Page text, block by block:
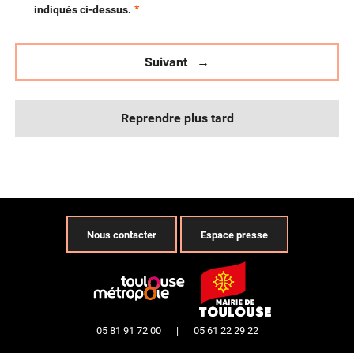
indiqués ci-dessus. *
Suivant
Reprendre plus tard
Nous contacter Espace presse
05 81 91 72 00 | 05 61 22 29 22